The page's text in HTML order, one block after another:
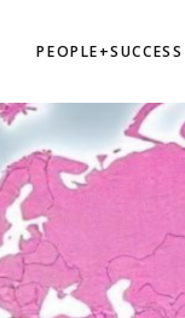
PEOPLE+SUCCESS